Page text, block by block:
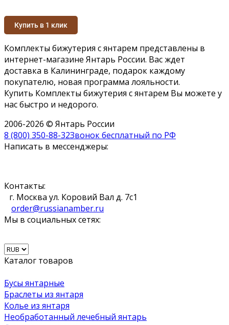
Купить в 1 клик
Комплекты бижутерия с янтарем представлены в
интернет-магазине Янтарь России. Вас ждет
доставка в Калининграде, подарок каждому
покупателю, новая программа лояльности.
Купить Комплекты бижутерия с янтарем Вы можете у
нас быстро и недорого.
2006-2026 © Янтарь России
8 (800) 350-88-32Звонок бесплатный по РФ
Написать в мессенджеры:
Контакты:
г. Москва ул. Коровий Вал д. 7с1
order@russianamber.ru
Мы в социальных сетях:
Каталог товаров
Бусы янтарные
Браслеты из янтаря
Колье из янтаря
Необработанный лечебный янтарь